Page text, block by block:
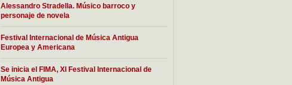
Alessandro Stradella. Músico barroco y
personaje de novela
Festival Internacional de Música Antigua
Europea y Americana
Se inicia el FIMA, XI Festival Internacional de
Música Antigua